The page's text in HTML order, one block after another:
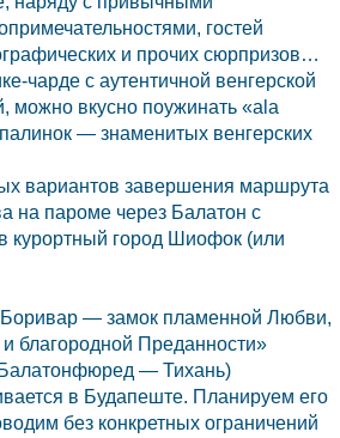
гостей
и прочих сюрпризов…
чарде с аутентичной венгерской
можно вкусно поужинать «ala
— знаменитых венгерских
вариантов завершения маршрута
на пароме через Балатон с
в курортный город Шиофок (или
— замок пламенной Любви,
благородной Преданности»
— Тихань)
в Будапеште. Планируем его
без конкретных ограничений